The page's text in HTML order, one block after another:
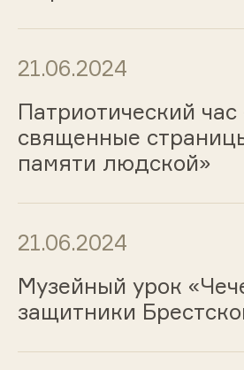
21.06.2024
Патриотический
священные
памяти людской»
21.06.2024
Музейный урок
защитники